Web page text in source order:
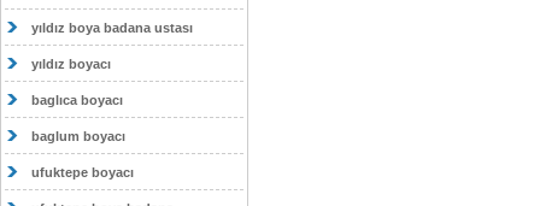
yıldız boya badana ustası
yıldız boyacı
baglıca boyacı
baglum boyacı
ufuktepe boyacı